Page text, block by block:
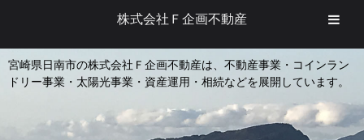
宮崎県日南市の株式会社Ｆ企画不動産は、不動産事業・コインラン
ドリー事業・太陽光事業・資産運用・相続などを展開しています。
株式会社Ｆ企画不動産